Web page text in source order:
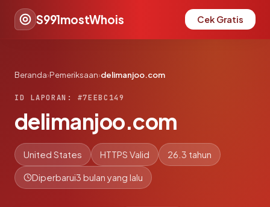
S991mostWhois Cek Gratis
Beranda›Pemeriksaan›delimanjoo.com
ID LAPORAN: #7EEBC149
delimanjoo.com
United States HTTPS Valid 26.3 tahun
Diperbarui3 bulan yang lalu